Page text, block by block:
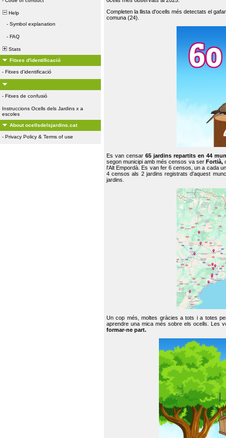
Help
- Symbol explanation
- FAQ
Stats
Fitxes d'identificació
- Fitxes d'identificació
- Fitxes de confusió
Instruccions Ocells dels Jardins x a
escoles
About ocellsdelsjardins.cat
- Privacy Policy & Terms of use
Completen la llista d'ocells més detectats el
comuna (24).
Es van censar65 jardins repartits en 44
segon municipi amb més censos va ser Fortià,
l'Alt Empordà. Es van fer 6 censos, un a cada
4 censos als 2 jardins registrats d'aquest
jardins.
Un cop més, moltes gràcies a tots i a totes
aprendre una mica més sobre els ocells. Les
formar-ne part.